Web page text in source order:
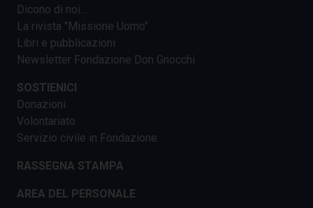
Dicono di noi...
La rivista "Missione Uomo"
Libri e pubblicazioni
Newsletter Fondazione Don Gnocchi
SOSTIENICI
Donazioni
Volontariato
Servizio civile in Fondazione
RASSEGNA STAMPA
AREA DEL PERSONALE